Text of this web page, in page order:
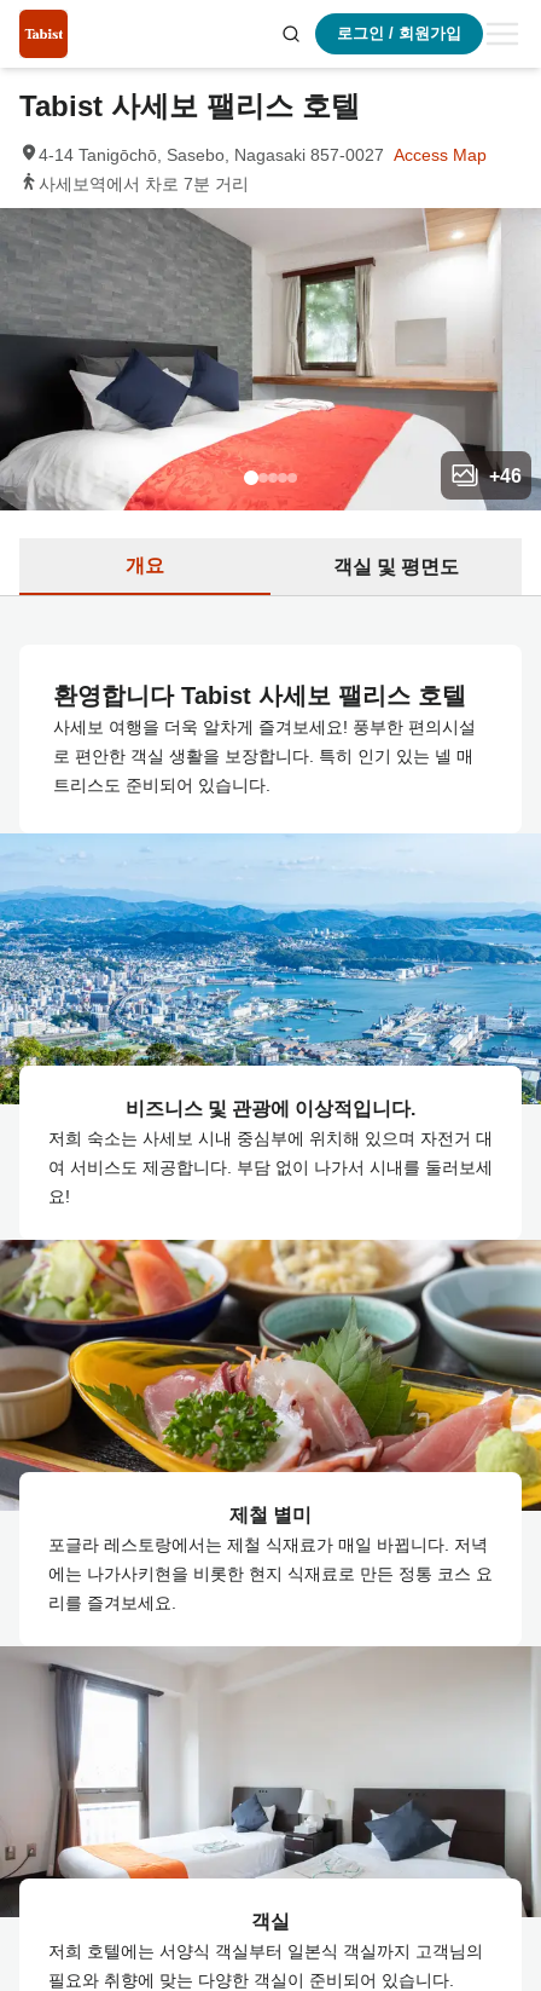
로그인 / 회원가입
+46
Tabist 사세보 팰리스 호텔
4-14 Tanigōchō, Sasebo, Nagasaki 857-0027 Access Map
사세보역에서 차로 7분 거리
개요 객실 및 평면도
환영합니다 Tabist 사세보 팰리스 호텔
사세보 여행을 더욱 알차게 즐겨보세요! 풍부한 편의시설
로 편안한 객실 생활을 보장합니다. 특히 인기 있는 넬 매
트리스도 준비되어 있습니다.
비즈니스 및 관광에 이상적입니다.
저희 숙소는 사세보 시내 중심부에 위치해 있으며 자전거 대
여 서비스도 제공합니다. 부담 없이 나가서 시내를 둘러보세
요!
제철 별미
포글라 레스토랑에서는 제철 식재료가 매일 바뀝니다. 저녁
에는 나가사키현을 비롯한 현지 식재료로 만든 정통 코스 요
리를 즐겨보세요.
객실
저희 호텔에는 서양식 객실부터 일본식 객실까지 고객님의
필요와 취향에 맞는 다양한 객실이 준비되어 있습니다.